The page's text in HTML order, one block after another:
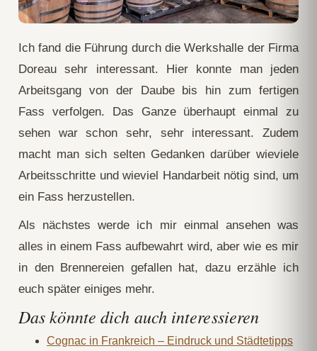
Ich fand die Führung durch die Werkshalle der Firma
Doreau sehr interessant. Hier konnte man jeden
Arbeitsgang von der Daube bis hin zum fertigen
Fass verfolgen. Das Ganze überhaupt einmal zu
sehen war schon sehr, sehr interessant. Zudem
macht man sich selten Gedanken darüber wieviele
Arbeitsschritte und wieviel Handarbeit nötig sind, um
ein Fass herzustellen.
Als nächstes werde ich mir einmal ansehen was
alles in einem Fass aufbewahrt wird, aber wie es mir
in den Brennereien gefallen hat, dazu erzähle ich
euch später einiges mehr.
Das könnte dich auch interessieren
Cognac in Frankreich – Eindruck und Städtetipps